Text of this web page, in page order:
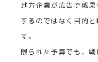
地方企業が広告で成
するのではなく目的
す。
限られた予算でも、